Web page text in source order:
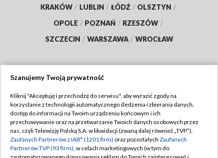
KRAKÓW / LUBLIN / ŁÓDŹ / OLSZTYN /
OPOLE / POZNAŃ / RZESZÓW /
SZCZECIN / WARSZAWA / WROCŁAW
TVP
Abonament TVP
Emisja w TVP
Centrum informacji TVP
Regulamin TVP
Polityka prywatności
Moje zgody
Szanujemy Twoją prywatność
Kliknij "Akceptuję i przechodzę do serwisu", aby wyrazić zgody na
korzystanie z technologii automatycznego śledzenia i zbierania danych,
dostęp do informacji na Twoim urządzeniu końcowym i ich
przechowywanie oraz na przetwarzanie Twoich danych osobowych przez
nas, czyli Telewizję Polską S.A. w likwidacji (zwaną dalej również „TVP”),
Zaufanych Partnerów z IAB* (1201 firm) oraz pozostałych Zaufanych
Partnerów TVP (93 firm), w celach marketingowych (w tym do